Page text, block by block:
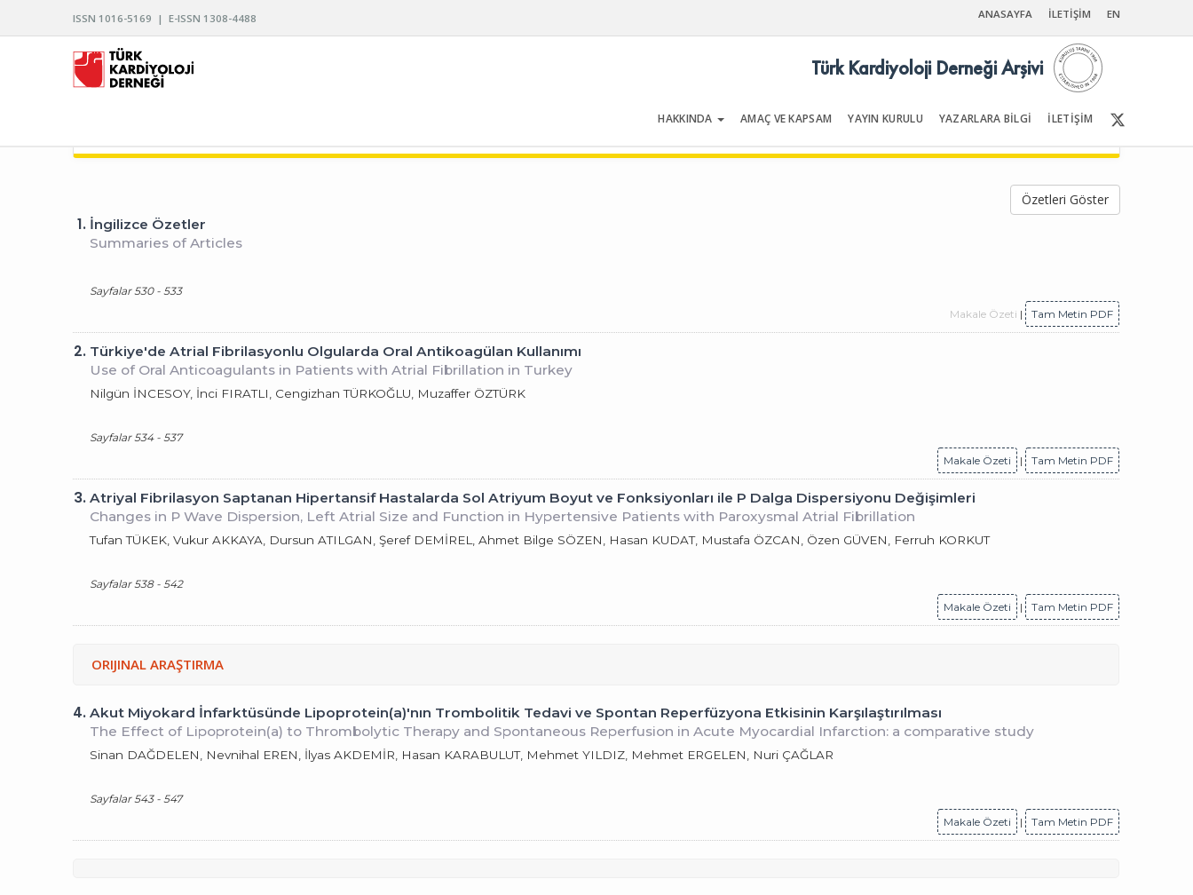
ISSN 1016-5169 | E-ISSN 1308-4488 ANASAYFA İLETİŞİM EN
HAKKINDA AMAÇ VE KAPSAM YAYIN KURULU YAZARLARA BİLGİ İLETİŞİM
Türk Kardiyoloji Derneği Arşivi
Özetleri Göster
1. İngilizce Özetler
Summaries of Articles
Sayfalar 530 - 533
Makale Özeti | Tam Metin PDF
2. Türkiye'de Atrial Fibrilasyonlu Olgularda Oral Antikoagülan Kullanımı
Use of Oral Anticoagulants in Patients with Atrial Fibrillation in Turkey
Nilgün İNCESOY, İnci FIRATLI, Cengizhan TÜRKOĞLU, Muzaffer ÖZTÜRK
Sayfalar 534 - 537
Makale Özeti
| Tam Metin PDF
3.Atriyal Fibrilasyon Saptanan Hipertansif Hastalarda Sol Atriyum Boyut ve Fonksiyonları ile P Dalga Dispersiyonu Değişimleri
Changes in P Wave Dispersion, Left Atrial Size and Function in Hypertensive Patients with Paroxysmal Atrial Fibrillation
Tufan TÜKEK, Vukur AKKAYA, Dursun ATILGAN, Şeref DEMİREL, Ahmet Bilge SÖZEN, Hasan KUDAT, Mustafa ÖZCAN, Özen GÜVEN, Ferruh KORKUT
Sayfalar 538 - 542
Makale Özeti
| Tam Metin PDF
ORIJINAL ARAŞTIRMA
4.Akut Miyokard İnfarktüsünde Lipoprotein(a)'nın Trombolitik Tedavi ve Spontan Reperfüzyona Etkisinin Karşılaştırılması
The Effect of Lipoprotein(a) to Thrombolytic Therapy and Spontaneous Reperfusion in Acute Myocardial Infarction: a comparative study
Sinan DAĞDELEN, Nevnihal EREN, İlyas AKDEMİR, Hasan KARABULUT, Mehmet YILDIZ, Mehmet ERGELEN, Nuri ÇAĞLAR
Sayfalar 543 - 547
Makale Özeti
| Tam Metin PDF